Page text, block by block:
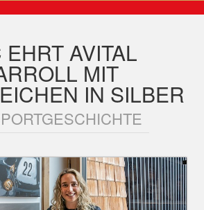
EHRT AVITAL
MIT
IN SILBER